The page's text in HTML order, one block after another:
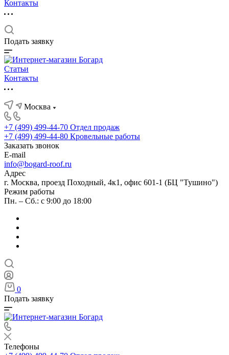
Контакты
Подать заявку
Статьи
Контакты
Москва
+7 (499) 499-44-70 Отдел продаж
+7 (499) 499-44-80 Кровельные работы
Заказать звонок
E-mail
info@bogard-roof.ru
Адрес
г. Москва, проезд Походный, 4к1, офис 601-1 (БЦ "Тушино")
Режим работы
Пн. – Сб.: с 9:00 до 18:00
0
Подать заявку
Телефоны